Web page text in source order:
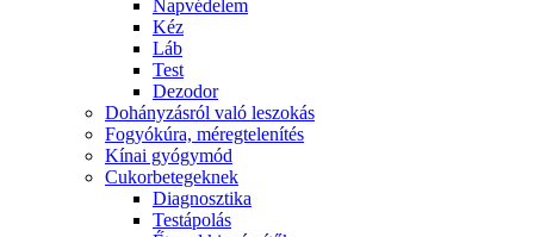
Napvédelem
Kéz
Láb
Test
Dezodor
Dohányzásról való leszokás
Fogyókúra, méregtelenítés
Kínai gyógymód
Cukorbetegeknek
Diagnosztika
Testápolás